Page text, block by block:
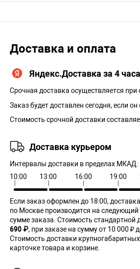
Доставка и оплата
Яндекс.Доставка за 4 часа
Срочная доставка осуществляется при
Заказ будет доставлен сегодня, если
Стоимость срочной доставки
Доставка курьером
Интервалы доставки в пределах МКАД:
10:00
13:00 16:00 19:00
Если заказ оформлен до 18:00,
по Москве производится на
сумме заказа. Cтоимость стандартной
690 ₽, при заказе на сумму от 10 000 ₽
Стоимость доставки
карточке товара и корзине.